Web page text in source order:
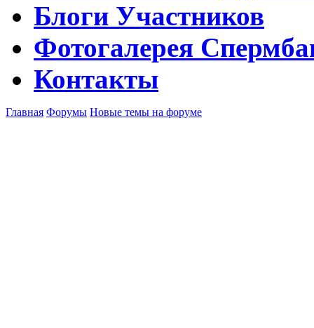
Блоги Участников
Фотогалерея
Контакты
Главная Форумы Новые темы на форуме